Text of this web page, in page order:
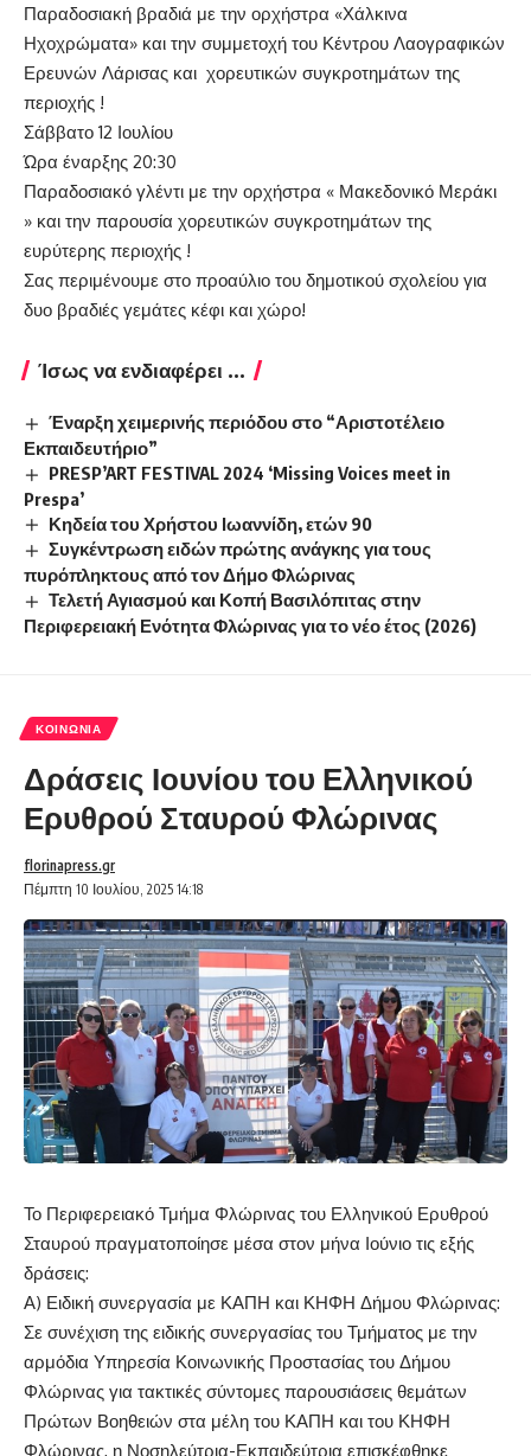
Παραδοσιακή βραδιά με την ορχήστρα «Χάλκινα
Ηχοχρώματα» και την συμμετοχή του Κέντρου Λαογραφικών
Ερευνών Λάρισας και χορευτικών συγκροτημάτων της
περιοχής !
Σάββατο 12 Ιουλίου
Ώρα έναρξης 20:30
Παραδοσιακό γλέντι με την ορχήστρα « Μακεδονικό Μεράκι
» και την παρουσία χορευτικών συγκροτημάτων της
ευρύτερης περιοχής !
Σας περιμένουμε στο προαύλιο του δημοτικού σχολείου για
δυο βραδιές γεμάτες κέφι και χώρο!
Ίσως να ενδιαφέρει ...
Έναρξη χειμερινής περιόδου στο “Αριστοτέλειο
Εκπαιδευτήριο”
PRESP’ART FESTIVAL 2024 ‘Missing Voices meet in
Prespa’
Κηδεία του Χρήστου Ιωαννίδη, ετών 90
Συγκέντρωση ειδών πρώτης ανάγκης για τους
πυρόπληκτους από τον Δήμο Φλώρινας
Τελετή Αγιασμού και Κοπή Βασιλόπιτας στην
Περιφερειακή Ενότητα Φλώρινας για το νέο έτος (2026)
ΚΟΙΝΩΝΊΑ
Δράσεις Ιουνίου του Ελληνικού
Ερυθρού Σταυρού Φλώρινας
Πέμπτη 10 Ιουλίου, 2025 14:18
florinapress.gr
Το Περιφερειακό Τμήμα Φλώρινας του Ελληνικού Ερυθρού
Σταυρού πραγματοποίησε μέσα στον μήνα Ιούνιο τις εξής
δράσεις:
Α) Ειδική συνεργασία με ΚΑΠΗ και ΚΗΦΗ Δήμου Φλώρινας:
Σε συνέχιση της ειδικής συνεργασίας του Τμήματος με την
αρμόδια Υπηρεσία Κοινωνικής Προστασίας του Δήμου
Φλώρινας για τακτικές σύντομες παρουσιάσεις θεμάτων
Πρώτων Βοηθειών στα μέλη του ΚΑΠΗ και του ΚΗΦΗ
Φλώρινας, η Νοσηλεύτρια-Εκπαιδεύτρια επισκέφθηκε